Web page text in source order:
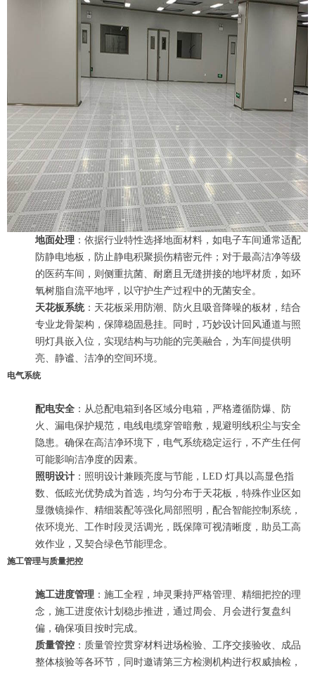
地面处理 ：依据行业特性选择地面材料，如电子车间通常适配
防静电地板，防止静电积聚损伤精密元件；对于最高洁净等级
的医药车间，则侧重抗菌、耐磨且无缝拼接的地坪材质，如环
氧树脂自流平地坪，以守护生产过程中的无菌安全。
天花板系统：天花板采用防潮、防火且吸音降噪的板材，结合
专业龙骨架构，保障稳固悬挂。同时，巧妙设计回风通道与照
明灯具嵌入位，实现结构与功能的完美融合，为车间提供明
亮、静谧、洁净的空间环境。
电气系统
配电安全 ：从总配电箱到各区域分电箱，严格遵循防爆、防
火、漏电保护规范，电线电缆穿管暗敷，规避明线积尘与安全
隐患。确保在高洁净环境下，电气系统稳定运行，不产生任何
可能影响洁净度的因素。
照明设计 ：照明设计兼顾亮度与节能，LED 灯具以高显色指
数、低眩光优势成为首选，均匀分布于天花板，特殊作业区如
显微镜操作、精细装配等强化局部照明，配合智能控制系统，
依环境光、工作时段灵活调光，既保障可视清晰度，助员工高
效作业，又契合绿色节能理念。
施工管理与质量把控
施工进度管理 ：施工全程，坤灵秉持严格管理、精细把控的理
念，施工进度依计划稳步推进，通过周会、月会进行复盘纠
偏，确保项目按时完成。
质量管控 ：质量管控贯穿材料进场检验、工序交接验收、成品
整体核验等各环节，同时邀请第三方检测机构进行权威抽检，